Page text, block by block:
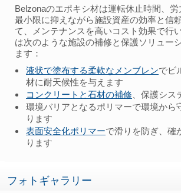
Belzonaのエポキシ材は運転休止時間、
最小限に抑えながら施設資産の効率と信
て、メンテナンスを高いコスト効果で行
は次のような施設の補修と保護ソリュー
ます：
液状で塗布する柔軟なメンブレンでビ
材に耐天候性を与えます
コンクリートと石材の補修 、保護シス
環境バリアとなるポリマーで環境から
ります
表面安全化ポリマーで滑りを防ぎ、確
ります
フォトギャラリー